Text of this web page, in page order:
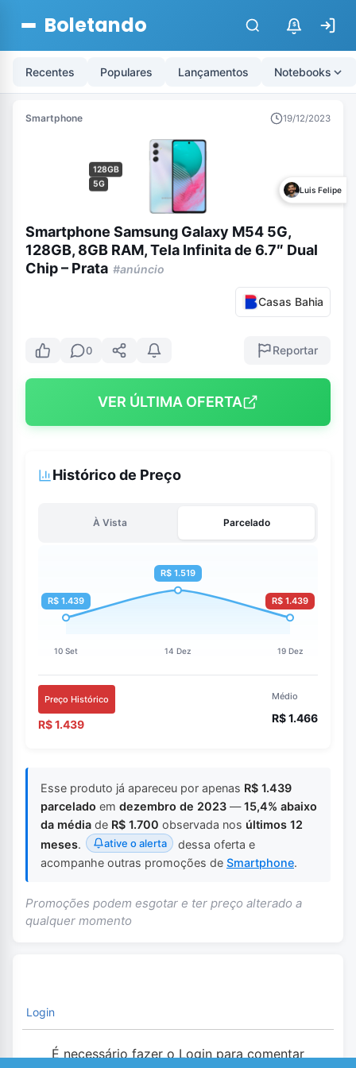
Boletando $
Recentes Populares Lançamentos Notebooks
Smartphone 19/12/2023
128GB
5G
Luis Felipe
Smartphone Samsung Galaxy M54 5G,
128GB, 8GB RAM, Tela Infinita de 6.7″ Dual
Chip – Prata #anúncio
Casas Bahia
0 Reportar
VER ÚLTIMA OFERTA
Histórico de Preço
À Vista Parcelado
Preço Histórico
R$ 1.439
Médio
R$ 1.466
Esse produto já apareceu por apenas R$ 1.439
parcelado em dezembro de 2023 —15,4% abaixo
da média de R$ 1.700 observada nos últimos 12
meses. ative o alerta
dessa oferta e
acompanhe outras promoções de Smartphone.
Promoções podem esgotar e ter preço alterado a
qualquer momento
Login
É necessário fazer o Login para comentar